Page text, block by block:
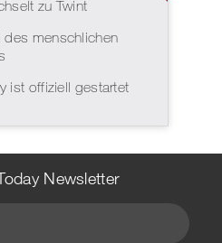
zu Twint
des menschlichen
ist offiziell gestartet
Newsletter